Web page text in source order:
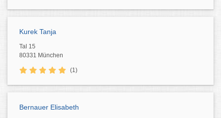
Kurek Tanja
Tal 15
80331 München
(1)
Bernauer Elisabeth